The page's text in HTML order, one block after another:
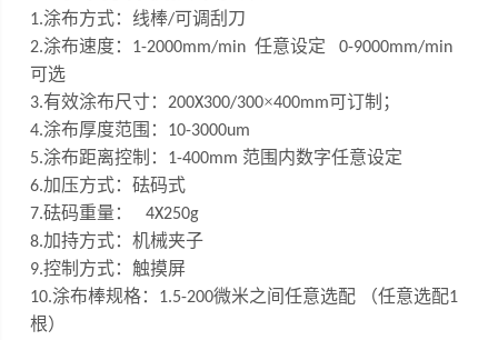
1.涂布方式：线棒/可调刮刀
2.涂布速度： 1-2000mm/min任意设定 0-9000mm/min
可选
3.有效涂布尺寸： 200X300/300×400mm可订制 ；
4.涂布厚度范围： 10-3000um
5.涂布距离控制： 1-400mm 范围内数字任意设定
6.加压方式：砝码式
7.砝码重量：4X250g
8.加持方式：机械夹子
9.控制方式：触摸屏
10.涂布棒规格： 1.5-200微米之间任意选配 （任意选配1
根）